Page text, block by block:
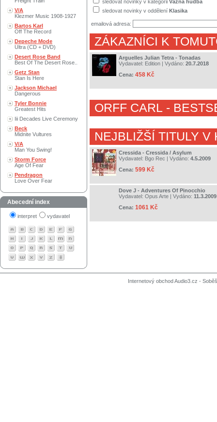
V/A
Klezmer Music 1908-1927
Bartos Karl
Off The Record
Depeche Mode
Ultra (CD + DVD)
Desert Rose Band
Best Of The Desert Rose..
Getz Stan
Stan Is Here
Jackson Michael
Dangerous
Tyler Bonnie
Greatest Hits
Iii Decades Live Ceremony
Beck
Midnite Vultures
V/A
Man You Swing!
Storm Force
Age Of Fear
Pendragon
Love Over Fear
Abecední index
interpret vydavatel
sledovat novinky v kategorii Vážná hudba
sledovat novinky v oddělení Klasika
emailová adresa:
ZÁKAZNÍCI K
Arguelles Julian Tetra - Tonadas
Vydavatel: Edition | Vydáno: 20.7.2018
Cena: 458 Kč
ORFF CARL -
NEJBLIŽŠÍ TITULY V
Cressida - Cressida / Asylum
Vydavatel: Bgo Rec | Vydáno: 4.5.2009
Cena: 599 Kč
Dove J - Adventures Of Pinocchio
Vydavatel: Opus Arte | Vydáno: 11.3.2009
Cena: 1061 Kč
Internetový obchod Audio3.cz -